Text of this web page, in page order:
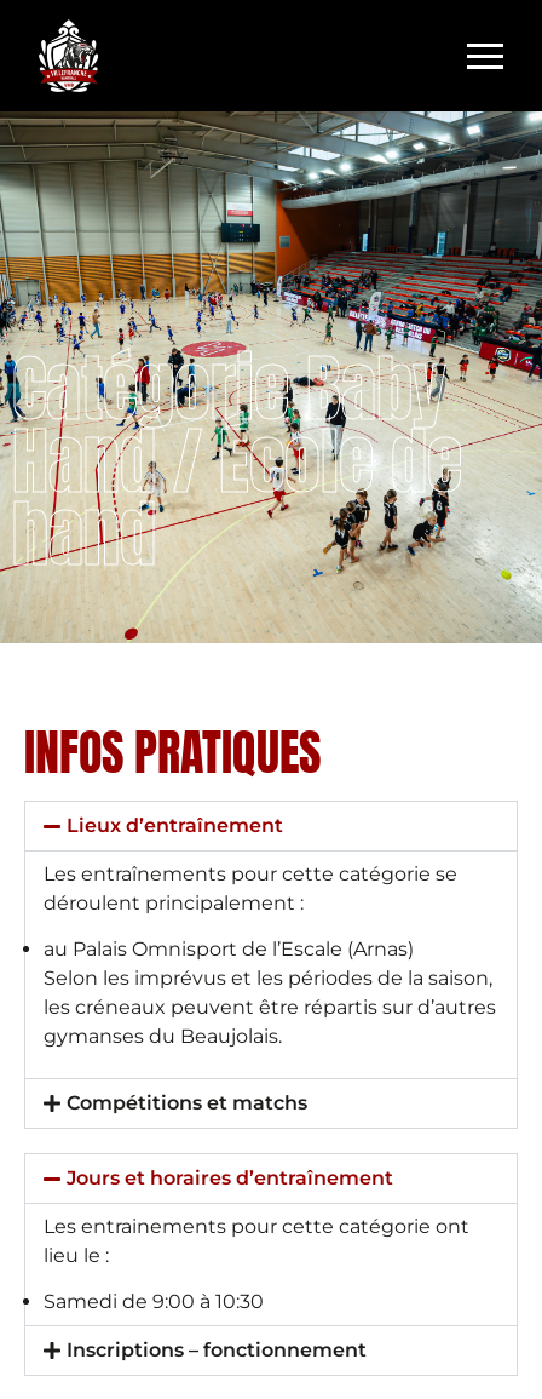
Catégorie Baby
Hand / École de
hand
INFOS PRATIQUES
Lieux d’entraînement
Les entraînements pour cette catégorie se
déroulent principalement :
au Palais Omnisport de l’Escale (Arnas)
Selon les imprévus et les périodes de la saison,
les créneaux peuvent être répartis sur d’autres
gymanses du Beaujolais.
Compétitions et matchs
Jours et horaires d’entraînement
Les entrainements pour cette catégorie ont
lieu le :
Samedi de 9:00 à 10:30
Inscriptions – fonctionnement